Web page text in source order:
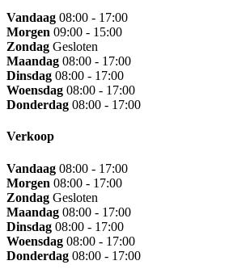
Vandaag 08:00 - 17:00
Morgen 09:00 - 15:00
Zondag Gesloten
Maandag 08:00 - 17:00
Dinsdag 08:00 - 17:00
Woensdag 08:00 - 17:00
Donderdag 08:00 - 17:00
Verkoop
Vandaag 08:00 - 17:00
Morgen 08:00 - 17:00
Zondag Gesloten
Maandag 08:00 - 17:00
Dinsdag 08:00 - 17:00
Woensdag 08:00 - 17:00
Donderdag 08:00 - 17:00